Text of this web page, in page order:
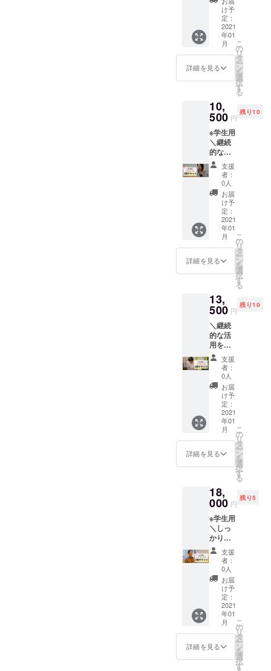
※期限は
2021年
末まで
有効 ※
メール
アドレ
スはご
てくだ
さい。
※メール
アドレ
ス宛に
詳細を
お送り
するの
でその
時にプ
レゼン
トした
い相手
の方を
教えて
下さ
い。
どをト
レーニ
ングに
する勉
強会に
参加で
きま
す！ Pit
in認定
ナー
（コー
チ・
キャリ
アコン
サルタ
ント有
資格
者）に
よる勉
強会。
【リ
ターン
内容】
コン
シェル
ジュ 勉
分（オ
ンライ
ンにて
行いま
す。）
【注意
事項】
勉強会
の時期
は1月よ
り毎月
行いま
す。 好
きなタ
イミン
グでご
参加い
け予
定：
2021
年01
月
詳細を見る
こ
の
リ
タ
ー
ン
を
選
択
す
る
10,
500 円
残り10
※学生用
＼継続
的な活
用を検
討の方
へ！／
Pit inを
3回受け
ること
ができ
ます！
Pit in 3
回チ
ケット
（学生
用）
価：
18000
円
（41.7
%割
引）】
※期限は
2021年
末まで
有効 ※
利用時
に学生
証をを
確認致
しま
す。
支援
者：
0人
お届
け予
定：
2021
年01
月
詳細を見る
こ
の
リ
タ
ー
ン
を
選
択
す
る
13,
500 円
残り10
＼継続
的な活
用を検
討の方
へ！／
Pit inを
3回受け
ること
ができ
ます！
Pit in 3
回チ
ケット
（社会
人用）
【定
24000
円
（43.8
%割
引）】
※期限は
2021年
末まで
有効
支援
者：
0人
お届
け予
定：
2021
年01
月
詳細を見る
こ
の
リ
タ
ー
ン
を
選
択
す
る
18,
000 円
残り5
※学生用
＼しっ
かりと
活用し
てみた
い方
へ！／
Pit inを
6回受け
ること
ができ
ます！
Pit in 6
回チ
ケット
（学生
支援
者：
0人
お届
け予
定：
2021
年01
月
詳細を見る
こ
の
リ
タ
ー
ン
を
選
択
す